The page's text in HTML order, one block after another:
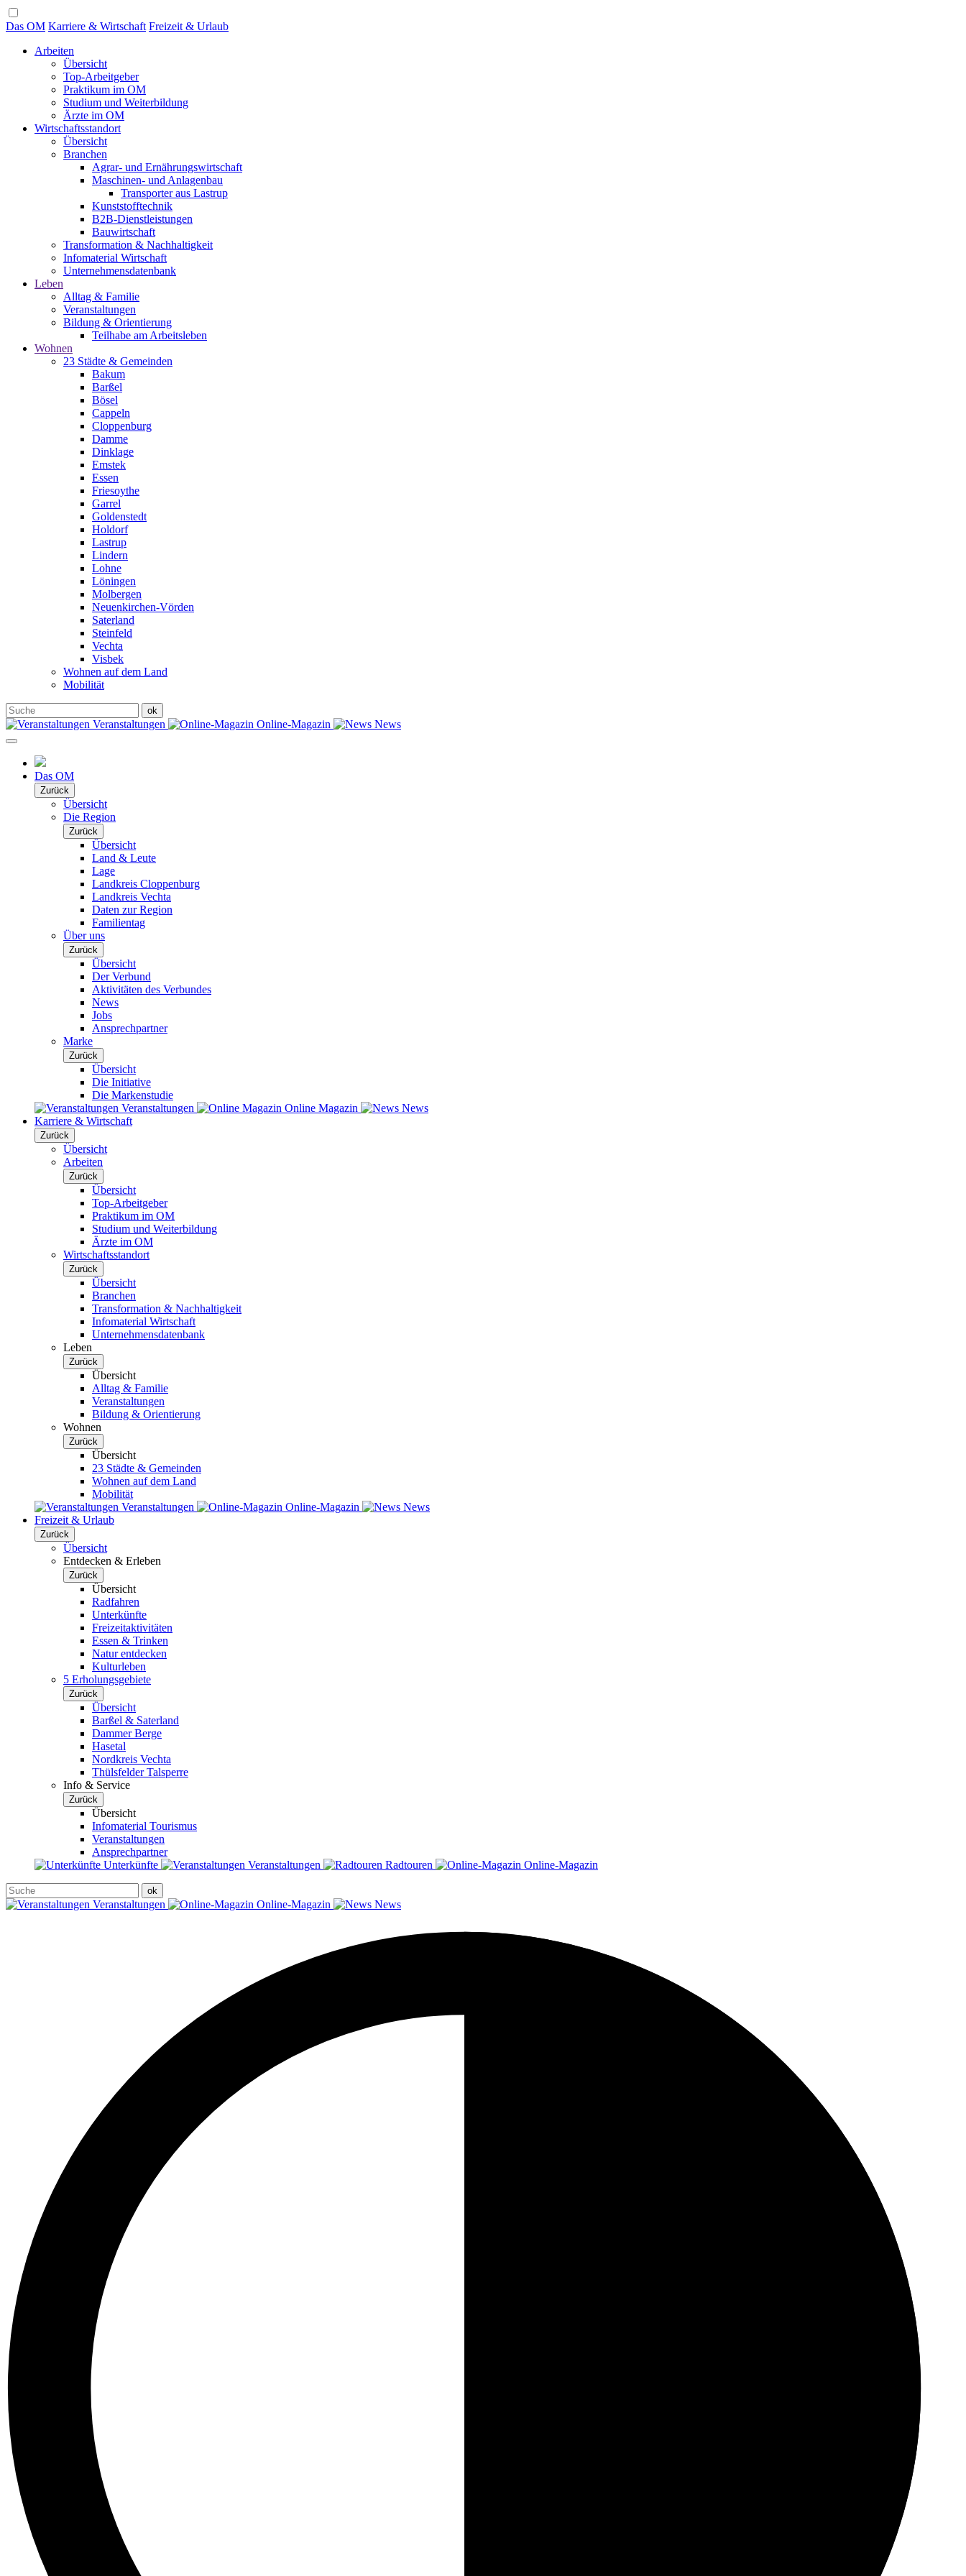
Das OM Karriere & Wirtschaft Freizeit & Urlaub
Arbeiten
Übersicht
Top-Arbeitgeber
Praktikum im OM
Studium und Weiterbildung
Ärzte im OM
Wirtschaftsstandort
Übersicht
Branchen
Agrar- und Ernährungswirtschaft
Maschinen- und Anlagenbau
Transporter aus Lastrup
Kunststofftechnik
B2B-Dienstleistungen
Bauwirtschaft
Transformation & Nachhaltigkeit
Infomaterial Wirtschaft
Unternehmensdatenbank
Leben
Alltag & Familie
Veranstaltungen
Bildung & Orientierung
Teilhabe am Arbeitsleben
Wohnen
23 Städte & Gemeinden
Bakum
Barßel
Bösel
Cappeln
Cloppenburg
Damme
Dinklage
Emstek
Essen
Friesoythe
Garrel
Goldenstedt
Holdorf
Lastrup
Lindern
Lohne
Löningen
Molbergen
Neuenkirchen-Vörden
Saterland
Steinfeld
Vechta
Visbek
Wohnen auf dem Land
Mobilität
Veranstaltungen Online-Magazin News
Das OM
Zurück
Übersicht
Die Region
Zurück
Übersicht
Land & Leute
Lage
Landkreis Cloppenburg
Landkreis Vechta
Daten zur Region
Familientag
Über uns
Zurück
Übersicht
Der Verbund
Aktivitäten des Verbundes
News
Jobs
Ansprechpartner
Marke
Zurück
Übersicht
Die Initiative
Die Markenstudie
Veranstaltungen
Online Magazin
News
Karriere & Wirtschaft
Zurück
Übersicht
Arbeiten
Zurück
Übersicht
Top-Arbeitgeber
Praktikum im OM
Studium und Weiterbildung
Ärzte im OM
Wirtschaftsstandort
Zurück
Übersicht
Branchen
Transformation & Nachhaltigkeit
Infomaterial Wirtschaft
Unternehmensdatenbank
Leben
Zurück
Übersicht
Alltag & Familie
Veranstaltungen
Bildung & Orientierung
Wohnen
Zurück
Übersicht
23 Städte & Gemeinden
Wohnen auf dem Land
Mobilität
Veranstaltungen
Online-Magazin
News
Freizeit & Urlaub
Zurück
Übersicht
Entdecken & Erleben
Zurück
Übersicht
Radfahren
Unterkünfte
Freizeitaktivitäten
Essen & Trinken
Natur entdecken
Kulturleben
5 Erholungsgebiete
Zurück
Übersicht
Barßel & Saterland
Dammer Berge
Hasetal
Nordkreis Vechta
Thülsfelder Talsperre
Info & Service
Zurück
Übersicht
Infomaterial Tourismus
Veranstaltungen
Ansprechpartner
Unterkünfte
Veranstaltungen Radtouren Online-Magazin
Veranstaltungen Online-Magazin News